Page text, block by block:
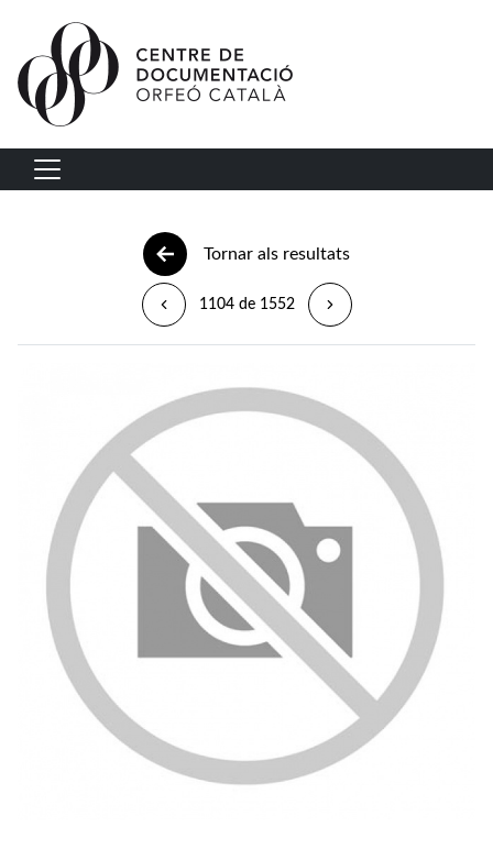
Vés al contingut
Navegació principal
Tornar als resultats
1104 de 1552